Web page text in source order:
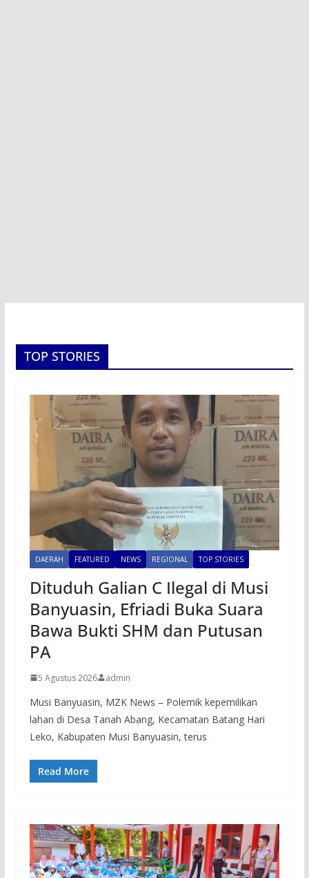
TOP STORIES
DAERAH FEATURED NEWS REGIONAL TOP STORIES
Dituduh Galian C Ilegal di Musi
Banyuasin, Efriadi Buka Suara
Bawa Bukti SHM dan Putusan
PA
5 Agustus 2026 admin
Musi Banyuasin, MZK News – Polemik kepemilikan
lahan di Desa Tanah Abang, Kecamatan Batang Hari
Leko, Kabupaten Musi Banyuasin, terus
Read More